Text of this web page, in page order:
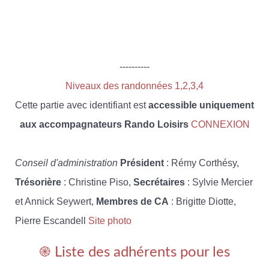
----------
Niveaux des randonnées 1,2,3,4
Cette partie avec identifiant estaccessible uniquement
aux accompagnateurs Rando Loisirs CONNEXION
Conseil d'administration Président : Rémy Corthésy,
Trésorière : Christine Piso, Secrétaires : Sylvie Mercier
et Annick Seywert, Membres de CA : Brigitte Diotte,
Pierre Escandell Site photo
֎ Liste des adhérents pour les